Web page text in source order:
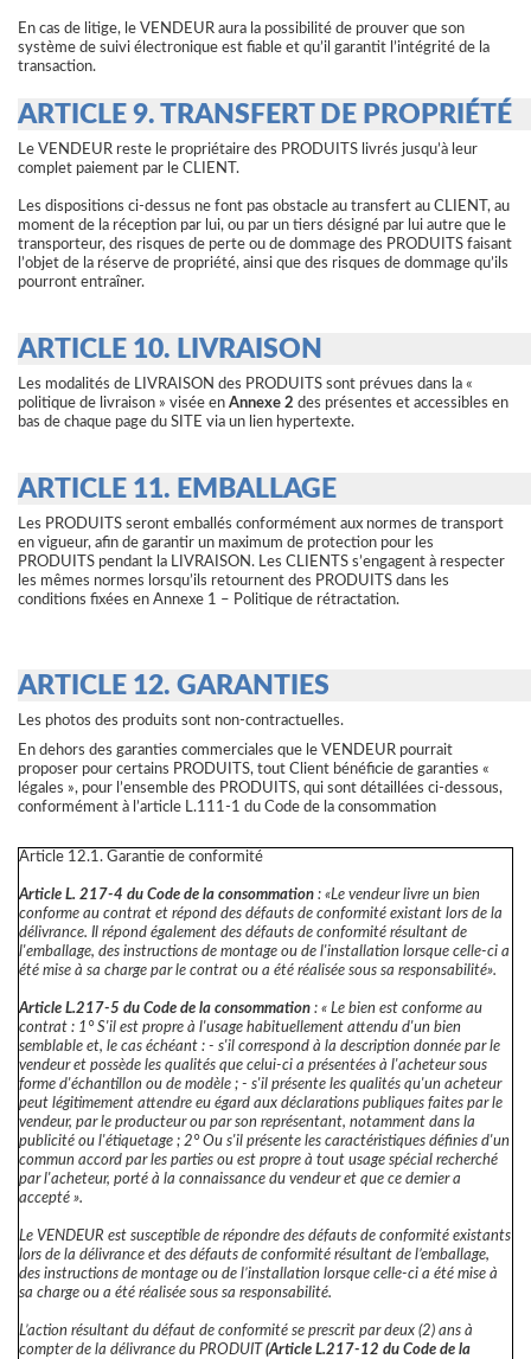
En cas de litige, le VENDEUR aura la possibilité de prouver que son
système de suivi électronique est fiable et qu’il garantit l’intégrité de la
transaction.
ARTICLE 9. TRANSFERT DE PROPRIÉTÉ
Le VENDEUR reste le propriétaire des PRODUITS livrés jusqu’à leur
complet paiement par le CLIENT.
Les dispositions ci-dessus ne font pas obstacle au transfert au CLIENT, au
moment de la réception par lui, ou par un tiers désigné par lui autre que le
transporteur, des risques de perte ou de dommage des PRODUITS faisant
l’objet de la réserve de propriété, ainsi que des risques de dommage qu’ils
pourront entraîner.
ARTICLE 10. LIVRAISON
Les modalités de LIVRAISON des PRODUITS sont prévues dans la «
politique de livraison » visée en Annexe 2 des présentes et accessibles en
bas de chaque page du SITE via un lien hypertexte.
ARTICLE 11. EMBALLAGE
Les PRODUITS seront emballés conformément aux normes de transport
en vigueur, afin de garantir un maximum de protection pour les
PRODUITS pendant la LIVRAISON. Les CLIENTS s’engagent à respecter
les mêmes normes lorsqu’ils retournent des PRODUITS dans les
conditions fixées en Annexe 1 – Politique de rétractation.
ARTICLE 12. GARANTIES
Les photos des produits sont non-contractuelles.
En dehors des garanties commerciales que le VENDEUR pourrait
proposer pour certains PRODUITS, tout Client bénéficie de garanties «
légales », pour l’ensemble des PRODUITS, qui sont détaillées ci-dessous,
conformément à l’article L.111-1 du Code de la consommation
Article 12.1. Garantie de conformité
Article L. 217-4 du Code de la consommation : «Le vendeur livre un bien
conforme au contrat et répond des défauts de conformité existant lors de la
délivrance. Il répond également des défauts de conformité résultant de
l'emballage, des instructions de montage ou de l'installation lorsque celle-ci a
été mise à sa charge par le contrat ou a été réalisée sous sa responsabilité».
Article L.217-5 du Code de la consommation : « Le bien est conforme au
contrat : 1° S'il est propre à l'usage habituellement attendu d'un bien
semblable et, le cas échéant : - s'il correspond à la description donnée par le
vendeur et possède les qualités que celui-ci a présentées à l'acheteur sous
forme d'échantillon ou de modèle ; - s'il présente les qualités qu'un acheteur
peut légitimement attendre eu égard aux déclarations publiques faites par le
vendeur, par le producteur ou par son représentant, notamment dans la
publicité ou l'étiquetage ; 2° Ou s'il présente les caractéristiques définies d'un
commun accord par les parties ou est propre à tout usage spécial recherché
par l'acheteur, porté à la connaissance du vendeur et que ce dernier a
accepté ».
Le VENDEUR est susceptible de répondre des défauts de conformité existants
lors de la délivrance et des défauts de conformité résultant de l’emballage,
des instructions de montage ou de l’installation lorsque celle-ci a été mise à
sa charge ou a été réalisée sous sa responsabilité.
L’action résultant du défaut de conformité se prescrit par deux (2) ans à
compter de la délivrance du PRODUIT (Article L.217-12 du Code de la